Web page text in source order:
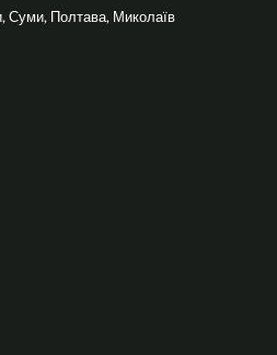
Суми, Полтава, Миколаїв